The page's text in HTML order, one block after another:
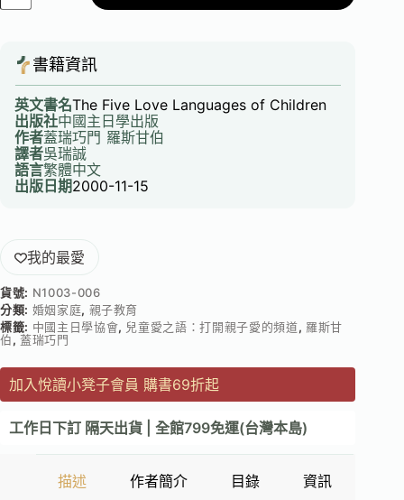
書籍資訊
英文書名The Five Love Languages of Children
出版社中國主日學出版
作者蓋瑞巧門 羅斯甘伯
譯者吳瑞誠
語言繁體中文
出版日期2000-11-15
我的最愛
貨號: N1003-006
分類: 婚姻家庭, 親子教育
標籤: 中國主日學協會, 兒童愛之語：打開親子愛的頻道, 羅斯甘
伯, 蓋瑞巧門
加入悅讀小凳子會員 購書69折起
工作日下訂 隔天出貨 | 全館799免運(台灣本島)
描述 作者簡介 目錄 資訊